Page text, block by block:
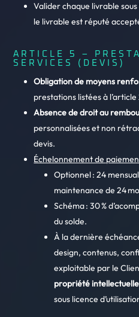
Valider chaque livrable
le livrable est réputé
ARTICLE 5 –
SERVICES (DEVIS)
Obligation de moyens
prestations listées à
Absence de droit au
personnalisées et non
devis.
Échelonnement de
Optionnel : 24
maintenance de 24
Schéma : 30 %
du solde.
À la dernière
design, contenus,
exploitable par le
propriété
sous licence